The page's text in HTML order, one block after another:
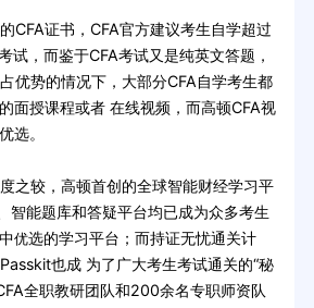
证书，CFA官方建议考生自学超过
试，而鉴于CFA考试又是纯英文答题，
优势的情况下，大部分CFA自学考生都
面授课程或者 在线视频，而高顿CFA视
选。
较，高顿首创的全球智能财经学习平
智能题库和答疑平台均已成为众多考生
优选的学习平台；而持证无忧通关计
也成 为了广大考生考试通关的“秘
全职教研团队和200余名专职师资队